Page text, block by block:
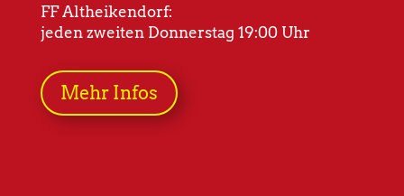
FF Altheikendorf:
jeden zweiten Donnerstag 19:00 Uhr
Mehr Infos